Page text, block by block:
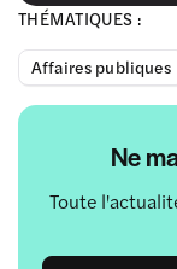
THÉMATIQUES :
Affaires publiques
Ne
Toute